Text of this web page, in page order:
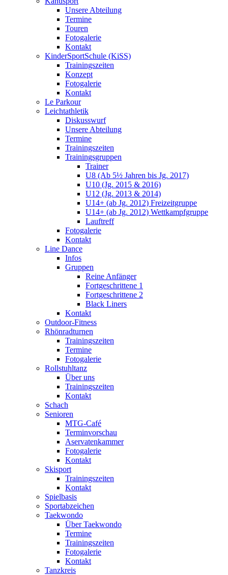
Unsere Abteilung
Termine
Touren
Fotogalerie
Kontakt
KinderSportSchule (KiSS)
Trainingszeiten
Konzept
Fotogalerie
Kontakt
Le Parkour
Leichtathletik
Diskusswurf
Unsere Abteilung
Termine
Trainingszeiten
Trainingsgruppen
Trainer
U8 (Ab 5½ Jahren bis Jg. 2017)
U10 (Jg. 2015 & 2016)
U12 (Jg. 2013 & 2014)
U14+ (ab Jg. 2012) Freizeitgruppe
U14+ (ab Jg. 2012) Wettkampfgruppe
Lauftreff
Fotogalerie
Kontakt
Line Dance
Infos
Gruppen
Reine Anfänger
Fortgeschrittene 1
Fortgeschrittene 2
Black Liners
Kontakt
Outdoor-Fitness
Rhönradturnen
Trainingszeiten
Termine
Fotogalerie
Rollstuhltanz
Über uns
Trainingszeiten
Kontakt
Schach
Senioren
MTG-Café
Terminvorschau
Aservatenkammer
Fotogalerie
Kontakt
Skisport
Trainingszeiten
Kontakt
Spielbasis
Sportabzeichen
Taekwondo
Über Taekwondo
Termine
Trainingszeiten
Fotogalerie
Kontakt
Tanzkreis